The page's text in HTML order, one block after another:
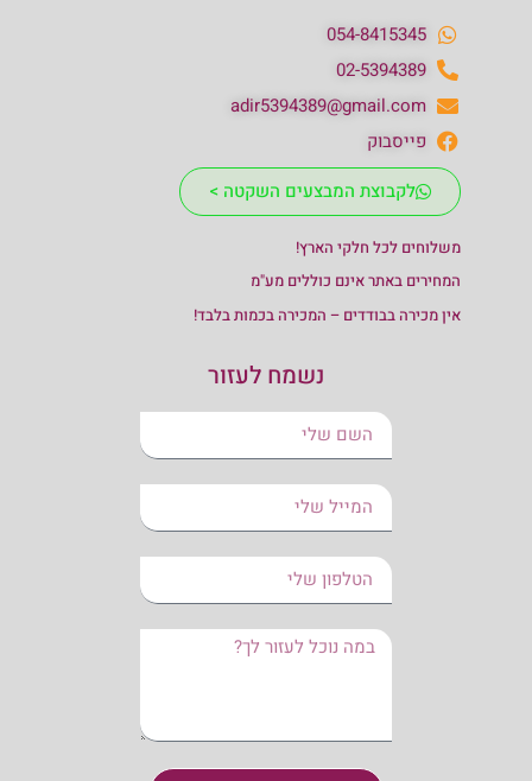
054-8415345
02-5394389
adir5394389@gmail.com
פייסבוק
לקבוצת המבצעים השקטה >
משלוחים לכל חלקי הארץ!
המחירים באתר אינם כוללים מע"מ
אין מכירה בבודדים – המכירה בכמות בלבד!
נשמח לעזור